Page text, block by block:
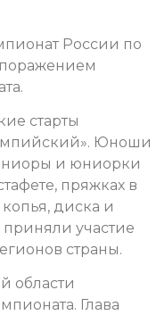
России по
старты
Юноши
и юниорки
пряжках в
диска и
приняли участие
страны.
области
Глава